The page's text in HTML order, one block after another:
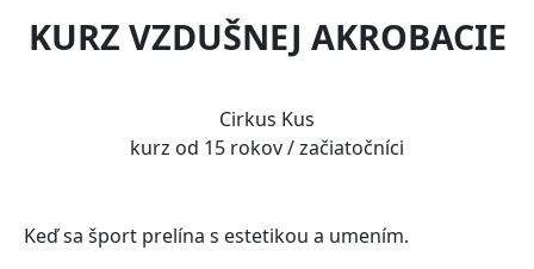
KURZ VZDUŠNEJ AKROBACIE
Cirkus Kus
kurz od 15 rokov / začiatočníci
Keď sa šport prelína s estetikou a umením.